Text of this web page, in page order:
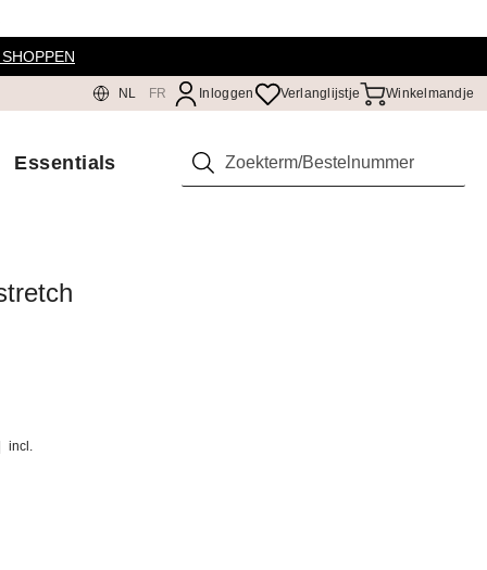
NL FR Inloggen Verlanglijstje Winkelmandje
Essentials Zoeken
incl.